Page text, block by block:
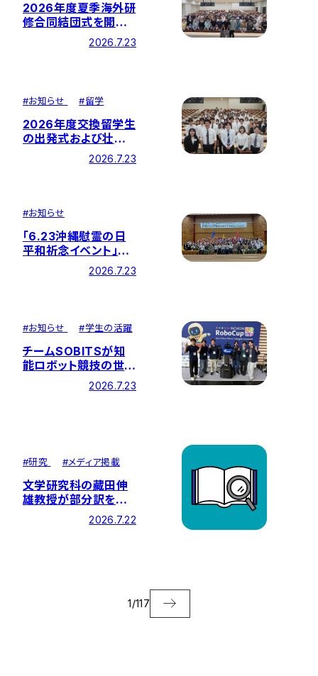
2026年度夏季海外研
修合同結団式を開催
しました―全11研修を
2026.7.23
#お知らせ #留学
2026年度交換留学生
の出発式および壮行
会が開催されました－
27カ国・地域に留学
2026.7.23
#お知らせ
「6.23沖縄慰霊の日
平和祈念イベント」を
2026.7.23
#お知らせ #学生の活躍
チームSOBITSが知
能ロボット競技の世界
大会「RoboCup
2026」に出場！総合成
2026.7.23
#研究 #メディア掲載
文学研究科の藏田伸
雄教授が部分訳を担
当した『臨床倫理学 第
9版』が刊行されまし
2026.7.22
1/117